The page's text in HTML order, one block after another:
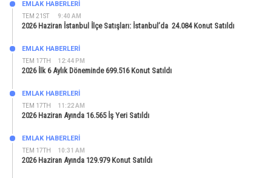
TEM 21ST 9:40 AM
EMLAK HABERLERI
2026 Haziran İstanbul İlçe Satışları: İstanbul’da 24.084 Konut Satıldı
TEM 17TH 12:44 PM
EMLAK HABERLERI
2026 İlk 6 Aylık Döneminde 699.516 Konut Satıldı
TEM 17TH 11:22 AM
EMLAK HABERLERI
2026 Haziran Ayında 16.565 İş Yeri Satıldı
TEM 17TH 10:31 AM
EMLAK HABERLERI
2026 Haziran Ayında 129.979 Konut Satıldı